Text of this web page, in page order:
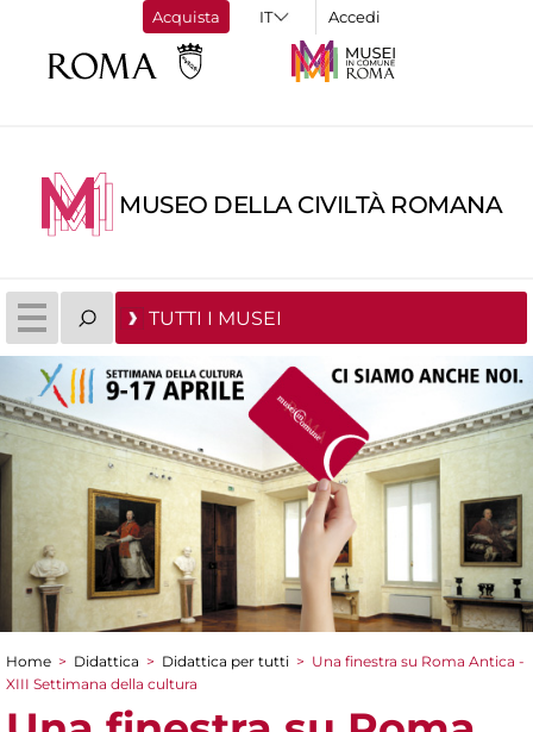
Acquista Accedi
MUSEO DELLA CIVILTÀ ROMANA
TUTTI I MUSEI
Tu sei qui
Home > Didattica > Didattica per tutti > Una finestra su Roma Antica -
XIII Settimana della cultura